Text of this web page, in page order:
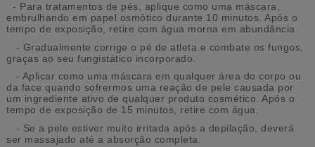
- Para tratamentos de pés, aplique como uma máscara,
embrulhando em papel osmótico durante 10 minutos. Após o
tempo de exposição, retire com água morna em abundância.
- Gradualmente corrige o pé de atleta e combate os fungos,
graças ao seu fungistático incorporado.
- Aplicar como uma máscara em qualquer área do corpo ou
da face quando sofrermos uma reação de pele causada por
um ingrediente ativo de qualquer produto cosmético. Após o
tempo de exposição de 15 minutos, retire com água.
- Se a pele estiver muito irritada após a depilação, deverá
ser massajado até a absorção completa.